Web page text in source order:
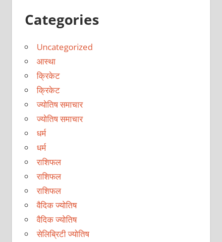
Categories
Uncategorized
आस्था
क्रिकेट
क्रिकेट
ज्योतिष समाचार
ज्योतिष समाचार
धर्म
धर्म
राशिफल
राशिफल
राशिफल
वैदिक ज्योतिष
वैदिक ज्योतिष
सेलिब्रिटी ज्योतिष